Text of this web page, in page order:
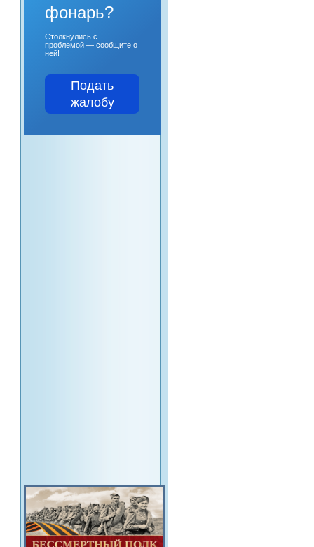
фонарь?
Столкнулись с
проблемой — сообщите о
ней!
Подать
жалобу